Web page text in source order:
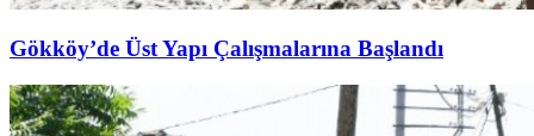
Gökköy’de Üst Yapı Çalışmalarına Başlandı